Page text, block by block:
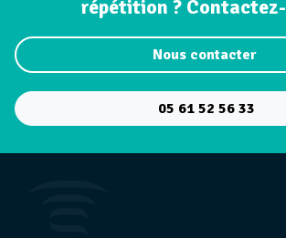
répétition ?
Nous contacter
05 61 52 56 33